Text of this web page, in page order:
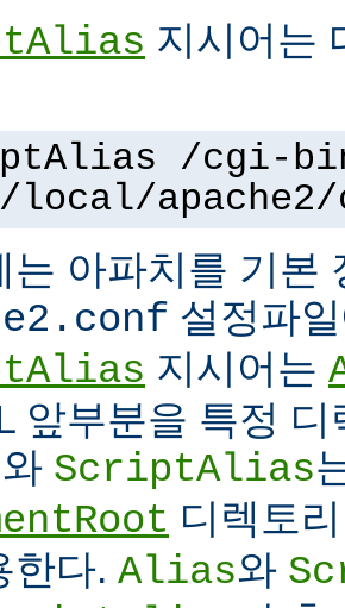
지시어는
/cgi-
local/
는 아파치를 기본
설정파
지시어는
앞부분을 특정
와 ScriptAlias
디렉토
한다. Alias와